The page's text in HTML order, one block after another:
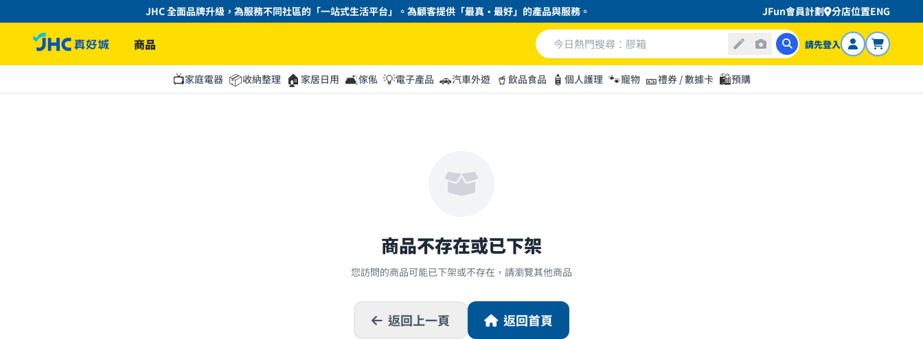
JHC 全面品牌升級，為服務不同社區的「一站式生活平台」。為顧客提供「最真・最好」的產品與服務。 JFun會員計劃 分店位置ENG
商品 請先登入
📺家庭電器 📦收納整理 🏠 家居日用 🛋️傢俬 💡電子產品 🚗汽車外遊 🥤 飲品食品 🧴 個人護理 🐾寵物 🎫禮券 / 數據卡 🛍️預購
商品不存在或已下架
您訪問的商品可能已下架或不存在，請瀏覽其他商品
返回上一頁 返回首頁